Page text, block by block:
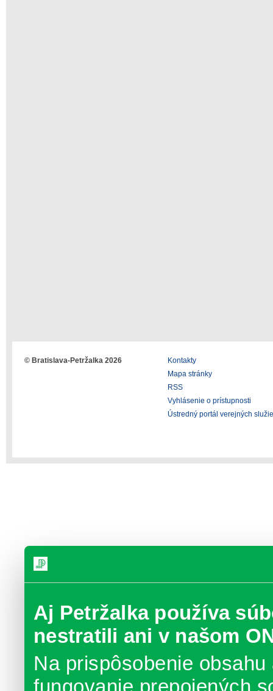
Aj Petržalka používa
nestratili ani v našom
Na prispôsobenie
© Bratislava-Petržalka 2026
Kontakty
Mapa stránky
RSS
Vyhlásenie o prístupnosti
Ústredný portál verejných